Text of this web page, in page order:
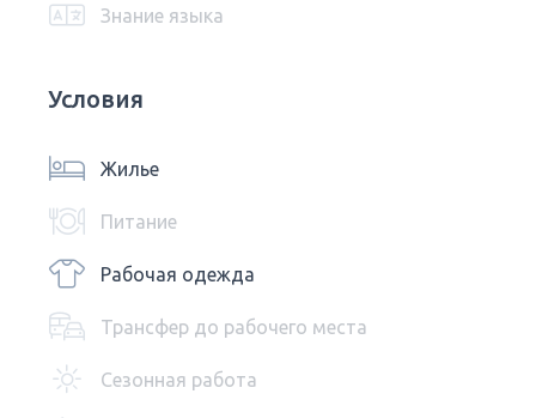
Знание языка
Условия
Жилье
Питание
Рабочая одежда
Трансфер до рабочего места
Сезонная работа